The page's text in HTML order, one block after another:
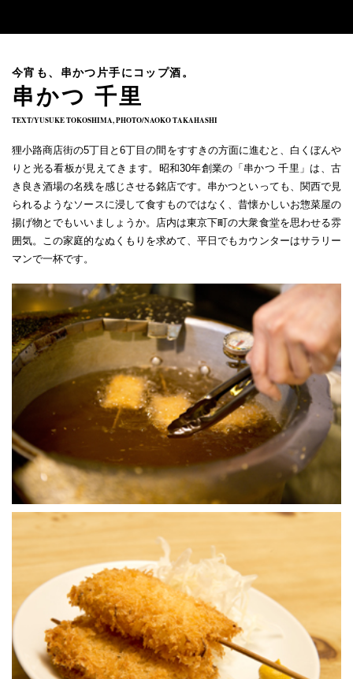
今宵も、串かつ片手にコップ酒。
串かつ 千里
TEXT/YUSUKE TOKOSHIMA, PHOTO/NAOKO TAKAHASHI
狸小路商店街の5丁目と6丁目の間をすすきの方面に進むと、白くぼんや
りと光る看板が見えてきます。昭和30年創業の「串かつ 千里」は、古
き良き酒場の名残を感じさせる銘店です。串かつといっても、関西で見
られるようなソースに浸して食すものではなく、昔懐かしいお惣菜屋の
揚げ物とでもいいましょうか。店内は東京下町の大衆食堂を思わせる雰
囲気。この家庭的なぬくもりを求めて、平日でもカウンターはサラリー
マンで一杯です。